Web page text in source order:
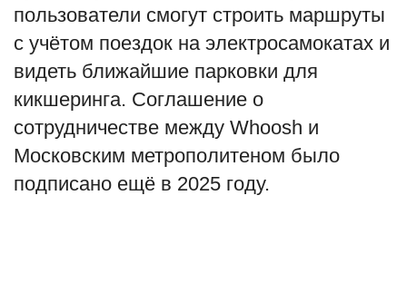
пользователи смогут строить маршруты
с учётом поездок на электросамокатах и
видеть ближайшие парковки для
кикшеринга. Соглашение о
сотрудничестве между Whoosh и
Московским метрополитеном было
подписано ещё в 2025 году.